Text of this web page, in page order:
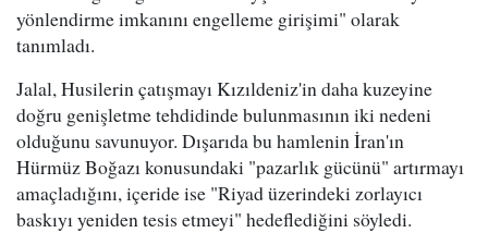
yönlendirme imkanını engelleme girişimi" olarak
tanımladı.
Jalal, Husilerin çatışmayı Kızıldeniz'in daha kuzeyine
doğru genişletme tehdidinde bulunmasının iki nedeni
olduğunu savunuyor. Dışarıda bu hamlenin İran'ın
Hürmüz Boğazı konusundaki "pazarlık gücünü" artırmayı
amaçladığını, içeride ise "Riyad üzerindeki zorlayıcı
baskıyı yeniden tesis etmeyi" hedeflediğini söyledi.